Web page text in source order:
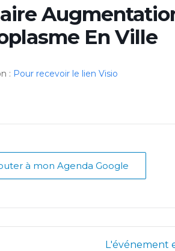
En Ville
: Pour recevoir le lien Visio
à mon Agenda Google
L'événement